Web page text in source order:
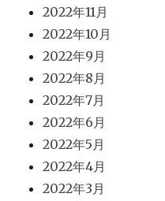
2022年11月
2022年10月
2022年9月
2022年8月
2022年7月
2022年6月
2022年5月
2022年4月
2022年3月